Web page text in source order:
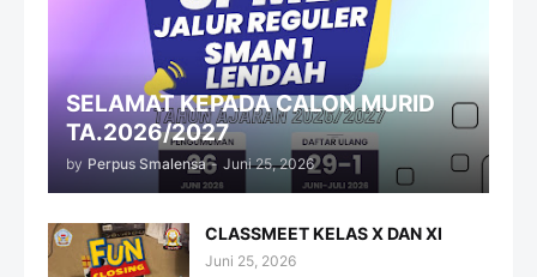
SELAMAT KEPADA CALON MURID
TA.2026/2027
by Perpus Smalensa - Juni 25, 2026
CLASSMEET KELAS X DAN XI
Juni 25, 2026